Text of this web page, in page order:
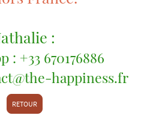
:
: +33 670176886
happiness.fr
RETOUR